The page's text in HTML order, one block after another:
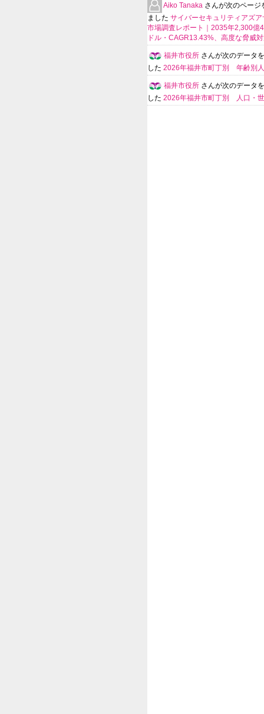
Aiko Tanaka さんが次のページ
ました サイバーセキュリティアズア
市場調査レポート｜2035年2,300億
ドル・CAGR13.43%、高度な脅威
福井市役所 さんが次のデータ
した 2026年福井市町丁別 年齢別
福井市役所 さんが次のデータ
した 2026年福井市町丁別 人口・